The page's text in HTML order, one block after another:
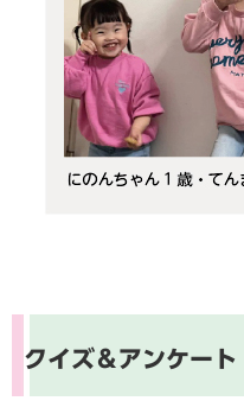
クイズ＆アンケート